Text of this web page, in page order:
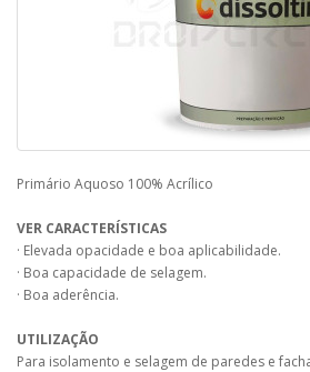
Primário Aquoso 100% Acrílico
VER CARACTERÍSTICAS
· Elevada opacidade e boa aplicabilidade.
· Boa capacidade de selagem.
· Boa aderência.
UTILIZAÇÃO
Para isolamento e selagem de paredes e